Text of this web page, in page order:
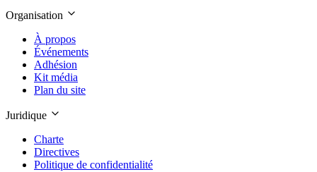
Organisation
À propos
Événements
Adhésion
Kit média
Plan du site
Juridique
Charte
Directives
Politique de confidentialité